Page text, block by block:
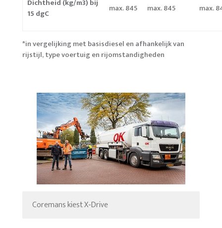
Dichtheid (kg/m3) bij
15 dgC
max. 845 max. 845 max.
*in vergelijking met basisdiesel en afhankelijk van
rijstijl, type voertuig en rijomstandigheden
Coremans kiest X-Drive